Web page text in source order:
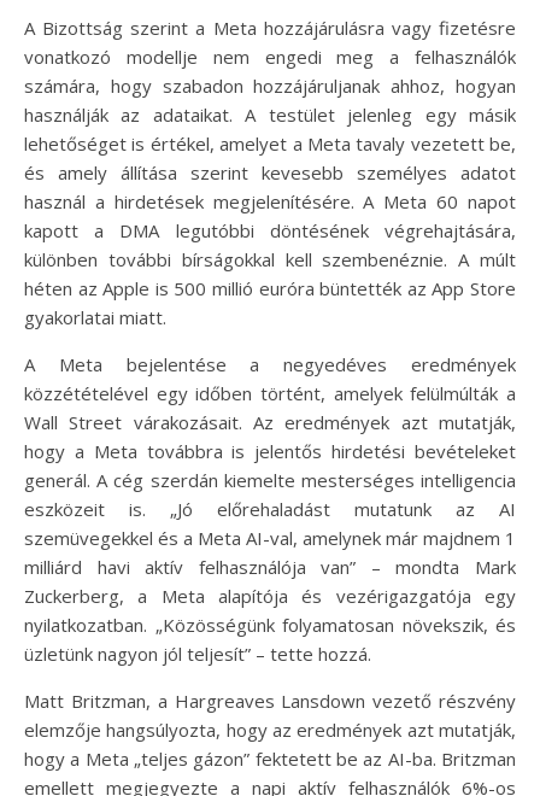
A Bizottság szerint a Meta hozzájárulásra vagy fizetésre
vonatkozó modellje nem engedi meg a felhasználók
számára, hogy szabadon hozzájáruljanak ahhoz, hogyan
használják az adataikat. A testület jelenleg egy másik
lehetőséget is értékel, amelyet a Meta tavaly vezetett be,
és amely állítása szerint kevesebb személyes adatot
használ a hirdetések megjelenítésére. A Meta 60 napot
kapott a DMA legutóbbi döntésének végrehajtására,
különben további bírságokkal kell szembenéznie. A múlt
héten az Apple is 500 millió euróra büntették az App Store
gyakorlatai miatt.
A Meta bejelentése a negyedéves eredmények
közzétételével egy időben történt, amelyek felülmúlták a
Wall Street várakozásait. Az eredmények azt mutatják,
hogy a Meta továbbra is jelentős hirdetési bevételeket
generál. A cég szerdán kiemelte mesterséges intelligencia
eszközeit is. „Jó előrehaladást mutatunk az AI
szemüvegekkel és a Meta AI-val, amelynek már majdnem 1
milliárd havi aktív felhasználója van” – mondta Mark
Zuckerberg, a Meta alapítója és vezérigazgatója egy
nyilatkozatban. „Közösségünk folyamatosan növekszik, és
üzletünk nagyon jól teljesít” – tette hozzá.
Matt Britzman, a Hargreaves Lansdown vezető részvény
elemzője hangsúlyozta, hogy az eredmények azt mutatják,
hogy a Meta „teljes gázon” fektetett be az AI-ba. Britzman
emellett megjegyezte a napi aktív felhasználók 6%-os